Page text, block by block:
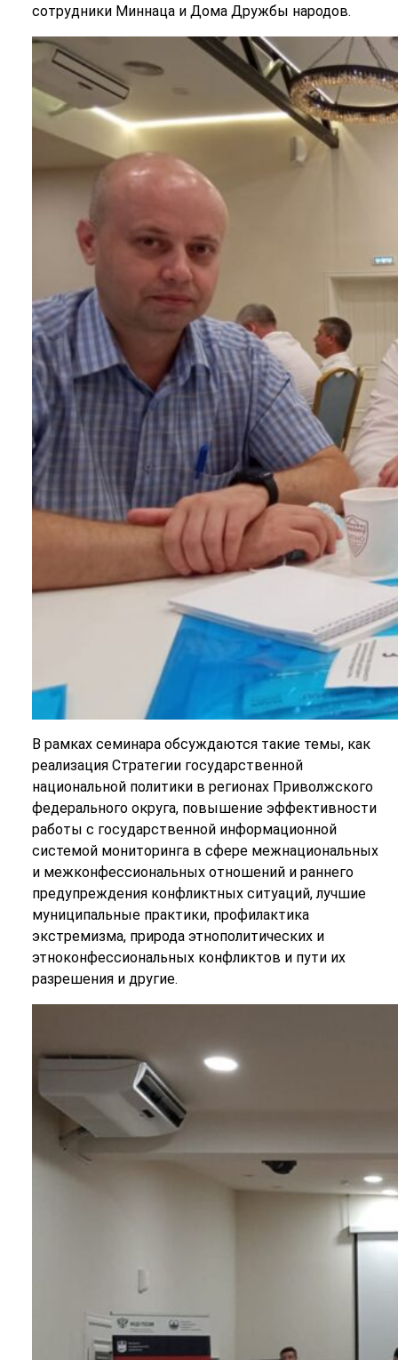
сотрудники Миннаца и Дома Дружбы народов.
В рамках семинара обсуждаются такие темы, как
реализация Стратегии государственной
национальной политики в регионах Приволжского
федерального округа, повышение эффективности
работы с государственной информационной
системой мониторинга в сфере межнациональных
и межконфессиональных отношений и раннего
предупреждения конфликтных ситуаций, лучшие
муниципальные практики, профилактика
экстремизма, природа этнополитических и
этноконфессиональных конфликтов и пути их
разрешения и другие.